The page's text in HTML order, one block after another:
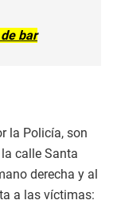
bar
la Policía, son
calle Santa
derecha y al
a las víctimas: